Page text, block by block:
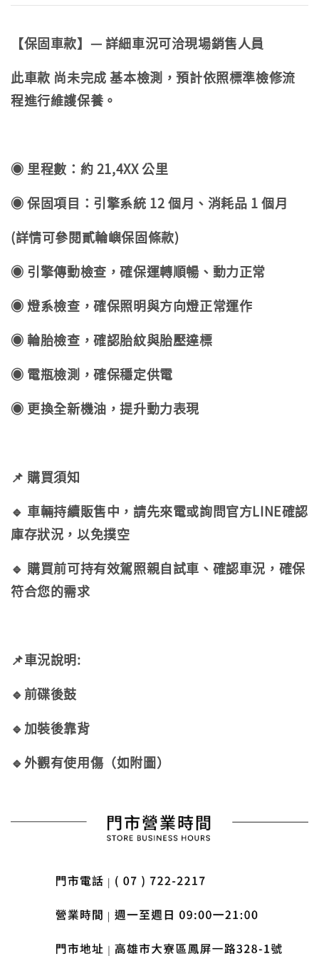
【保固車款】— 詳細車況可洽現場銷售人員
此車款 尚未完成 基本檢測，預計依照標準檢修流
程進行維護保養。
◉ 里程數：約 21,4XX 公里
◉ 保固項目：引擎系統 12 個月、消耗品 1 個月
(詳情可參閱貳輪嶼保固條款)
◉ 引擎傳動檢查，確保運轉順暢、動力正常
◉ 燈系檢查，確保照明與方向燈正常運作
◉ 輪胎檢查，確認胎紋與胎壓達標
◉ 電瓶檢測，確保穩定供電
◉ 更換全新機油，提升動力表現
📌 購買須知
🔹 車輛持續販售中，請先來電或詢問官方LINE確認
庫存狀況，以免撲空
🔹 購買前可持有效駕照親自試車、確認車況，確保
符合您的需求
📌車況說明:
🔹前碟後鼓
🔹加裝後靠背
🔹外觀有使用傷（如附圖）